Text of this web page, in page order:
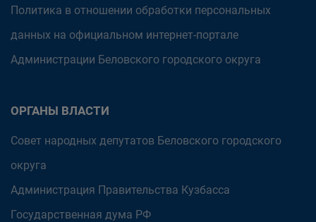
Политика в отношении обработки персональных
данных на официальном интернет-портале
Администрации Беловского городского округа
ОРГАНЫ ВЛАСТИ
Совет народных депутатов Беловского городского
округа
Администрация Правительства Кузбасса
Государственная дума РФ